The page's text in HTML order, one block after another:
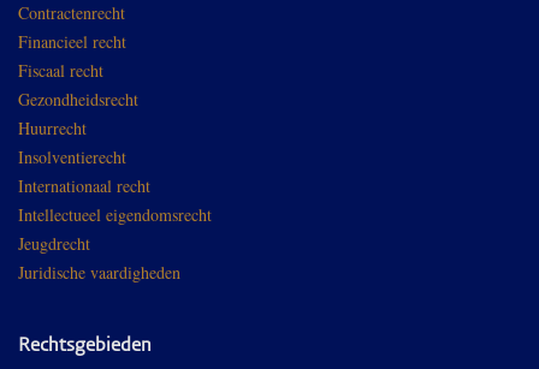
Contractenrecht
Financieel recht
Fiscaal recht
Gezondheidsrecht
Huurrecht
Insolventierecht
Internationaal recht
Intellectueel eigendomsrecht
Jeugdrecht
Juridische vaardigheden
Rechtsgebieden